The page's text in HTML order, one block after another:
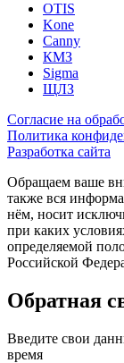
OTIS
Kone
Canny
КМЗ
Sigma
ЩЛЗ
Согласие на
Политика
Разработка сайта
Обращаем ваше
также вся
нём, носит
при каких
определяемой
Российской
Обратная
Введите свои
время